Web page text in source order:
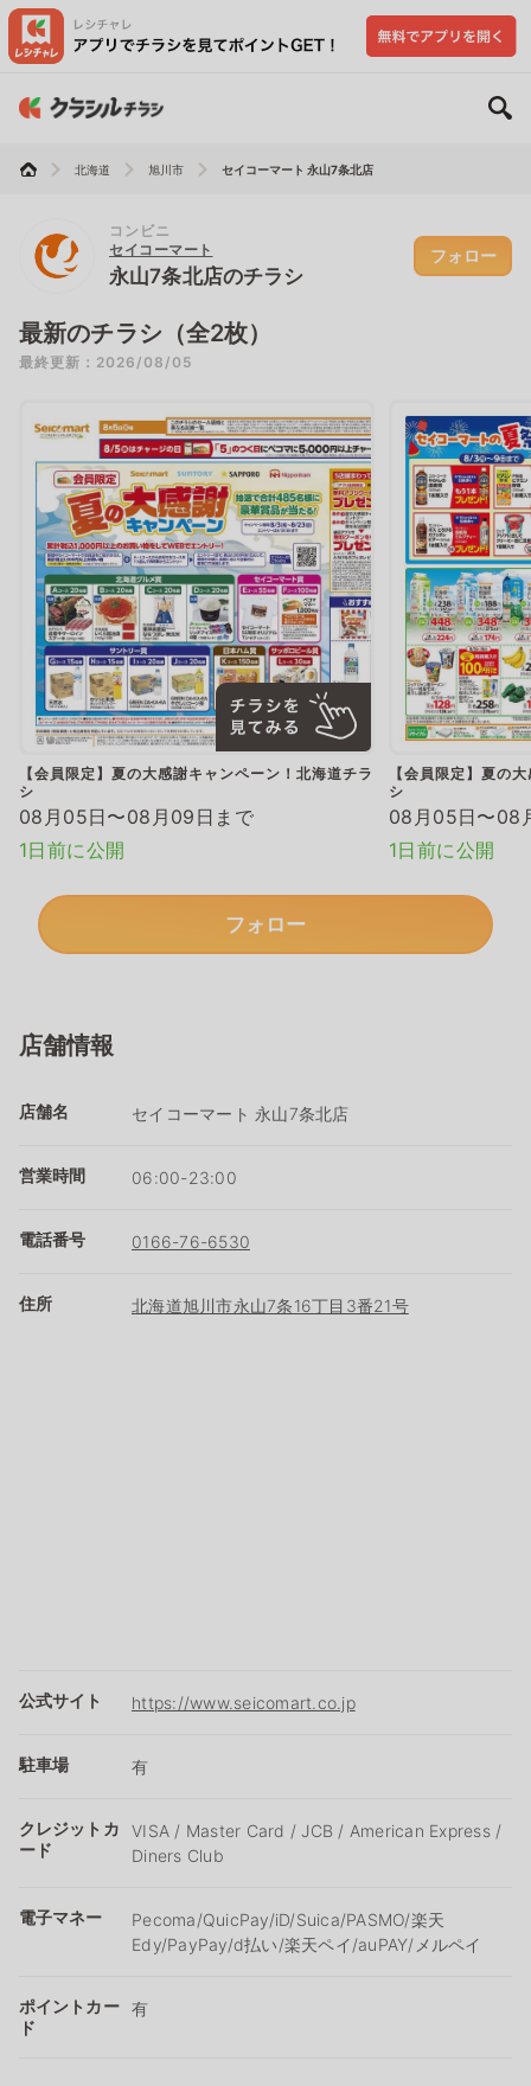
北海道 旭川市 セイコーマート 永山7条北店
コンビニ
セイコーマート
永山7条北店のチラシ
フォロー
最新のチラシ（全2枚）
最終更新：2026/08/05
【会員限定】夏の大感謝キャンペーン！北海道チラ
シ
08月05日〜08月09日まで
1日前に公開
【会員限定】夏の
シ
08月05日〜08
1日前に公開
フォロー
店舗情報
店舗名 セイコーマート 永山7条北店
営業時間 06:00-23:00
電話番号 0166-76-6530
住所 北海道旭川市永山7条16丁目3番21号
公式サイト https://www.seicomart.co.jp
駐車場 有
クレジットカ
ード
VISA / Master Card / JCB / American Express /
Diners Club
電子マネー
Pecoma/QuicPay/iD/Suica/PASMO/楽天
Edy/PayPay/d払い/楽天ペイ/auPAY/メルペイ
ポイントカー
ド
有